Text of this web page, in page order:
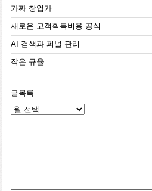
가짜 창업가
새로운 고객획득비용 공식
AI 검색과 퍼널 관리
작은 규율
글목록
글